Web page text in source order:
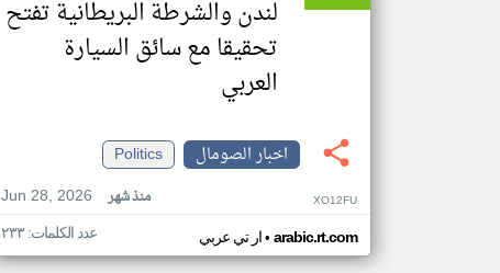
لندن والشرطة البريطانية تفتح
تحقيقا مع سائق السيارة
العربي
اخبار الصومال
Politics
Jun 28, 2026
منذ شهر XO12FU
ار تي عربي• arabic.rt.com عدد الكلمات: ٢٣٣